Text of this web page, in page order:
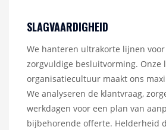
SLAGVAARDIGHEID
We hanteren ultrakorte lijnen
zorgvuldige besluitvorming. Onze
organisatiecultuur maakt ons
We analyseren de klantvraag,
werkdagen voor een plan van
bijbehorende offerte. Helderheid